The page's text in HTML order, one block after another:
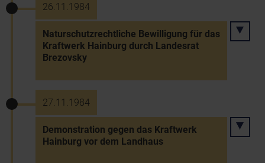
26.11.1984
Naturschutzrechtliche Bewilligung für das
Kraftwerk Hainburg durch Landesrat
Brezovsky
27.11.1984
Demonstration gegen das Kraftwerk
Hainburg vor dem Landhaus